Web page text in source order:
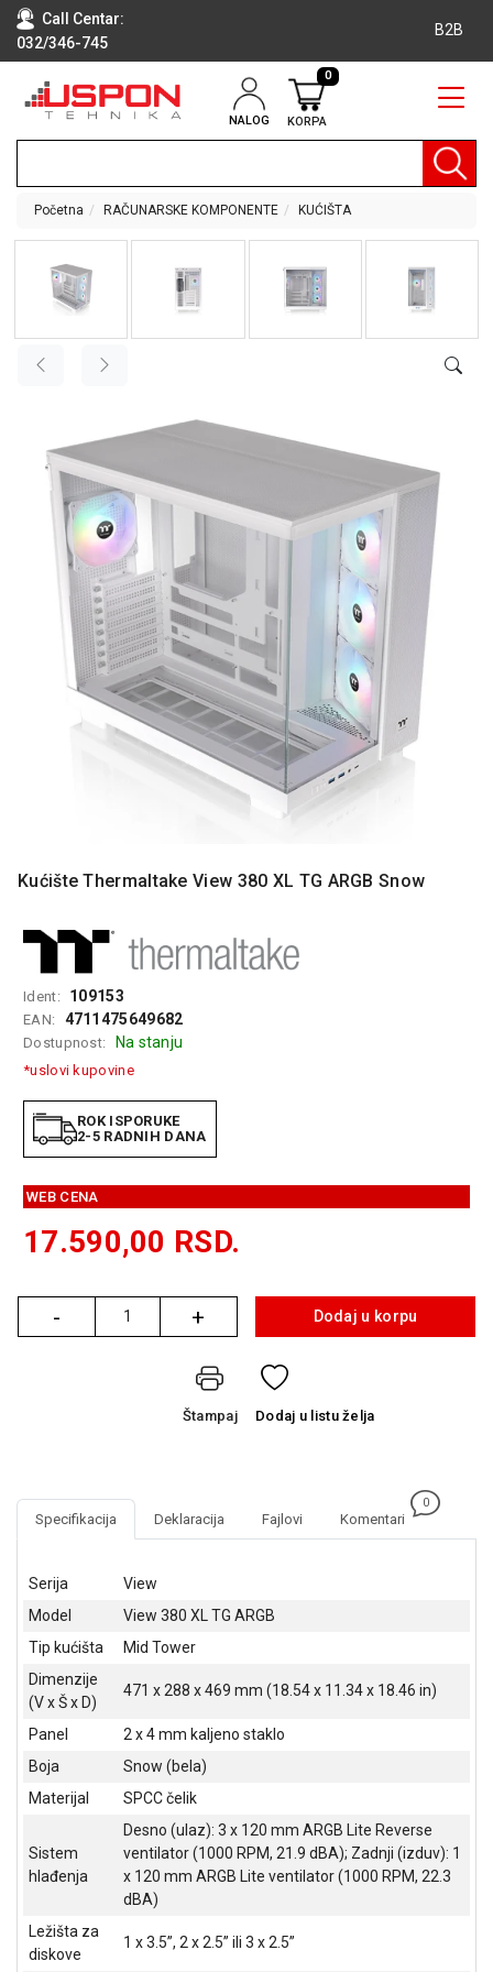
Call Centar:
032/346-745
B2B
NALOG KORPA
0
RAČUNARI
TEHNIKA
OPREMA
AUDIO,
VIDEO
RAČUNARI
MONITORI
DODATNA
OPREMA
MOBILNI I
TELEFONI
RAČUNARSKE
KOMPONENTE
RAČUNARSKE
GAMING
EELEKTRO
ZAŠTITA
SOLARNI
SISTEMI
OPREMA
ŠTAMPAČI,
FOTOAPARATI
SIGURNOSNA
OPREMA
SOFTWARE
KABLOVI I
ADAPTERI
KANCELARIJSKI
MATERIJAL
ZA
KUĆU
PRIBOR
FITNES
Početna RAČUNARSKE KOMPONENTE KUĆIŠTA
Kućište Thermaltake View 380 XL TG ARGB Snow
Ident: 109153
EAN: 4711475649682
Dostupnost: Na stanju
*uslovi kupovine
ROK ISPORUKE
2-5 RADNIH DANA
WEB CENA
17.590,00 RSD.
-
Količina + Dodaj u korpu
Štampaj Dodaj u listu želja
Specifikacija Deklaracija Fajlovi Komentari
0
Serija
View
Model
View 380 XL TG ARGB
Tip kućišta
Mid Tower
Dimenzije
(V x Š x D)
471 x 288 x 469 mm (18.54 x 11.34 x 18.46 in)
Panel
2 x 4 mm kaljeno staklo
Boja
Snow (bela)
Materijal
SPCC čelik
Sistem
hlađenja
Desno (ulaz): 3 x 120 mm ARGB Lite Reverse
ventilator (1000 RPM, 21.9 dBA); Zadnji (izduv): 1
x 120 mm ARGB Lite ventilator (1000 RPM, 22.3
dBA)
Ležišta za
diskove
1 x 3.5”, 2 x 2.5” ili 3 x 2.5”